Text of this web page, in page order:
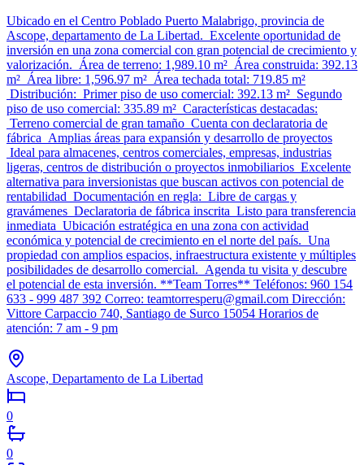
Ubicado en el Centro Poblado Puerto Malabrigo, provincia de
Ascope, departamento de La Libertad. Excelente oportunidad de
inversión en una zona comercial con gran potencial de crecimiento y
valorización. Área de terreno: 1,989.10 m² Área construida: 392.13
m² Área libre: 1,596.97 m² Área techada total: 719.85 m²
Distribución: Primer piso de uso comercial: 392.13 m² Segundo
piso de uso comercial: 335.89 m² Características destacadas:
Terreno comercial de gran tamaño Cuenta con declaratoria de
fábrica Amplias áreas para expansión y desarrollo de proyectos
Ideal para almacenes, centros comerciales, empresas, industrias
ligeras, centros de distribución o proyectos inmobiliarios Excelente
alternativa para inversionistas que buscan activos con potencial de
rentabilidad Documentación en regla: Libre de cargas y
gravámenes Declaratoria de fábrica inscrita Listo para transferencia
inmediata Ubicación estratégica en una zona con actividad
económica y potencial de crecimiento en el norte del país. Una
propiedad con amplios espacios, infraestructura existente y múltiples
posibilidades de desarrollo comercial. Agenda tu visita y descubre
el potencial de esta inversión. **Team Torres** Teléfonos: 960 154
633 - 999 487 392 Correo: teamtorresperu@gmail.com Dirección:
Vittore Carpaccio 740, Santiago de Surco 15054 Horarios de
atención: 7 am - 9 pm
Ascope, Departamento de La Libertad
0
0